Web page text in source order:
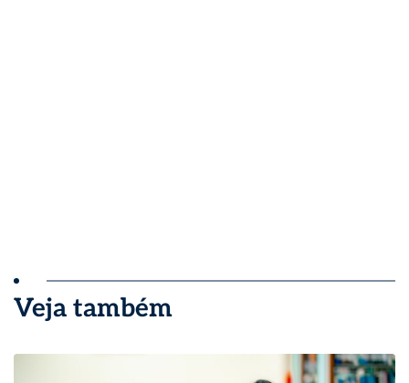
Veja também